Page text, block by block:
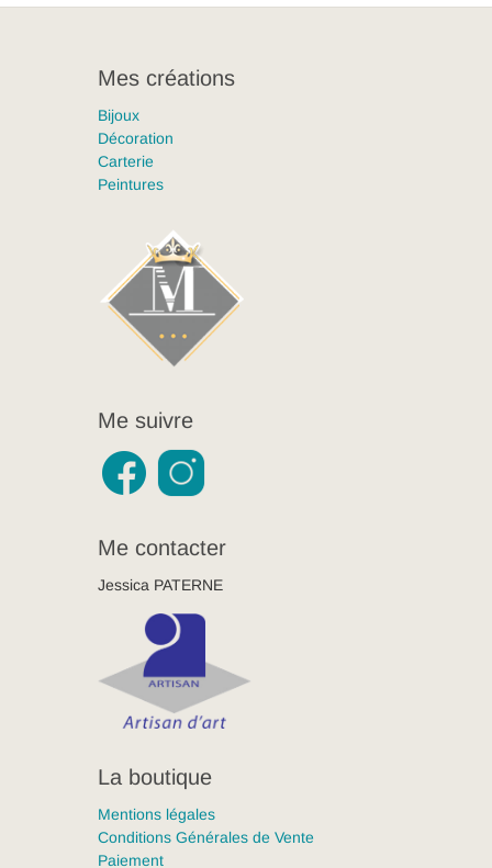
Mes créations
Bijoux
Décoration
Carterie
Peintures
Me suivre
Me contacter
Jessica PATERNE
La boutique
Mentions légales
Conditions Générales de Vente
Paiement